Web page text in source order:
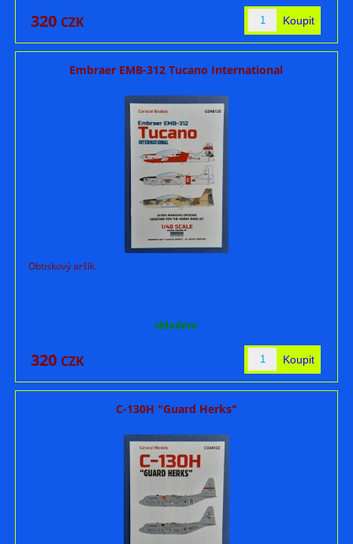
320 CZK
Embraer EMB-312 Tucano International
Obtiskový aršík.
skladem
320 CZK
C-130H "Guard Herks"